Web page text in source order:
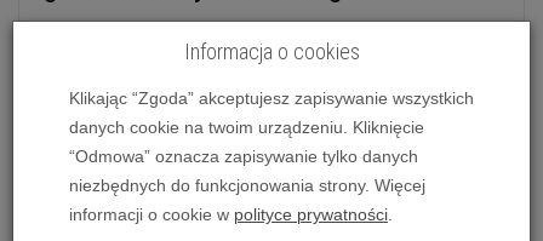
Dostępność: Jest dostępny, dostawa 1-2 dni robocze.
Historia ceny
Ilość:
Informacja o cookies
Klikając “Zgoda” akceptujesz zapisywanie wszystkich
danych cookie na twoim urządzeniu. Kliknięcie
“Odmowa” oznacza zapisywanie tylko danych
niezbędnych do funkcjonowania strony. Więcej
informacji o cookie w polityce prywatności